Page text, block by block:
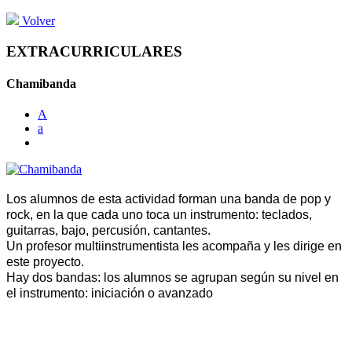
Volver
EXTRACURRICULARES
Chamibanda
A
a
Los alumnos de esta actividad forman una banda de pop y
rock, en la que cada uno toca un instrumento: teclados,
guitarras, bajo, percusión, cantantes.
Un profesor multiinstrumentista les acompaña y les dirige en
este proyecto.
Hay dos bandas: los alumnos se agrupan según su nivel en
el instrumento: iniciación o avanzado